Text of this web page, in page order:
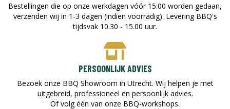
Bestellingen die op onze werkdagen vóór 15:00 worden gedaan,
verzenden wij in 1-3 dagen (indien voorradig). Levering BBQ's
tijdsvak 10.30 - 15.00 uur.
PERSOONLIJK ADVIES
Bezoek onze BBQ Showroom in Utrecht. Wij helpen je met
uitgebreid, professioneel en persoonlijk advies.
Of volg één van onze BBQ-workshops.